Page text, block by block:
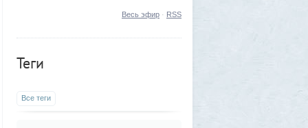
наблюдать своими глазами
1
Frumas
5 августа 2026, 20:06
клиент или как появились чипсы
Новые закрытые контейнерные
Весь эфир · RSS
Теги
Все теги